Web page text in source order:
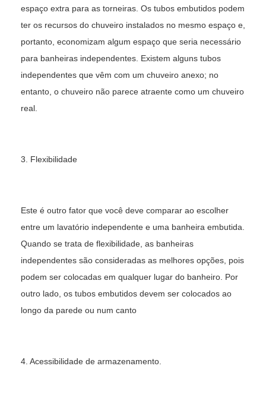
espaço extra para as torneiras. Os tubos embutidos podem
ter os recursos do chuveiro instalados no mesmo espaço e,
portanto, economizam algum espaço que seria necessário
para banheiras independentes. Existem alguns tubos
independentes que vêm com um chuveiro anexo; no
entanto, o chuveiro não parece atraente como um chuveiro
real.
3. Flexibilidade
Este é outro fator que você deve comparar ao escolher
entre um lavatório independente e uma banheira embutida.
Quando se trata de flexibilidade, as banheiras
independentes são consideradas as melhores opções, pois
podem ser colocadas em qualquer lugar do banheiro. Por
outro lado, os tubos embutidos devem ser colocados ao
longo da parede ou num canto
4. Acessibilidade de armazenamento.